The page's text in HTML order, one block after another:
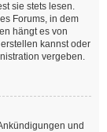
sie stets lesen.
Forums, in dem
hängt es von
kannst oder
vergeben.
und